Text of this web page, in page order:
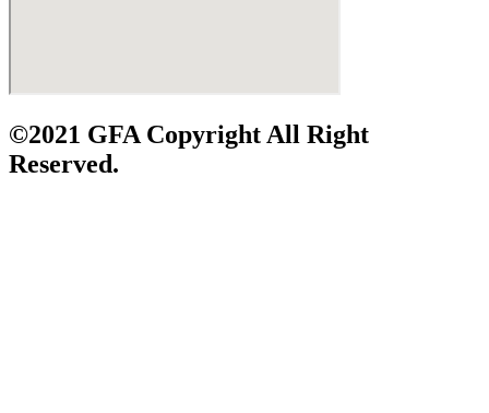
©2021 GFA Copyright All Right
Reserved.